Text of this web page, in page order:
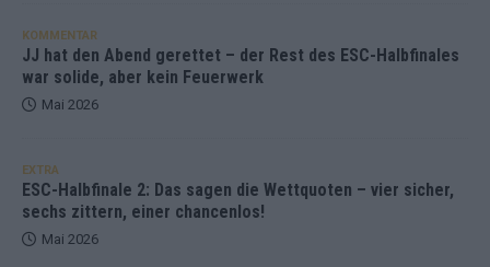
KOMMENTAR
JJ hat den Abend gerettet – der Rest des ESC-Halbfinales
war solide, aber kein Feuerwerk
Mai 2026
EXTRA
ESC-Halbfinale 2: Das sagen die Wettquoten – vier sicher,
sechs zittern, einer chancenlos!
Mai 2026